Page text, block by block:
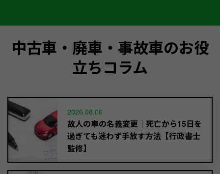
中古車・廃車・事故車のお役
立ちコラム
2026.08.06
故人の車の名義変更｜死亡から15日を
過ぎても迷わず手放す方法【行政書士
監修】